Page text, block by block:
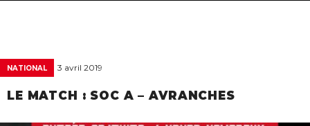
NATIONAL 3 avril 2019
LE MATCH : SOC A – AVRANCHES